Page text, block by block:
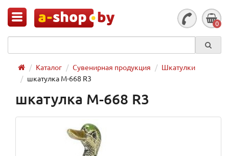
0
Каталог Сувенирная продукция
Шкатулки
шкатулка M-668 R3
шкатулка M-668 R3